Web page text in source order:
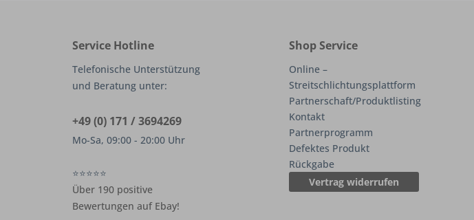
Service Hotline
Telefonische Unterstützung
und Beratung unter:
+49 (0) 171 / 3694269
Mo-Sa, 09:00 - 20:00 Uhr
⭐⭐⭐⭐⭐
Über 190 positive
Bewertungen auf Ebay!
Shop Service
Online –
Streitschlichtungsplattform
Partnerschaft/Produktlisting
Kontakt
Partnerprogramm
Defektes Produkt
Rückgabe
Vertrag widerrufen